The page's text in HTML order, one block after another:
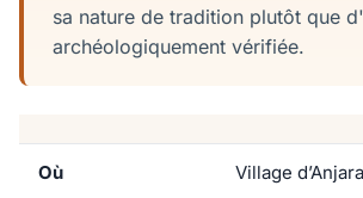
sa nature de tradition plutôt que
archéologiquement vérifiée.
Où Village